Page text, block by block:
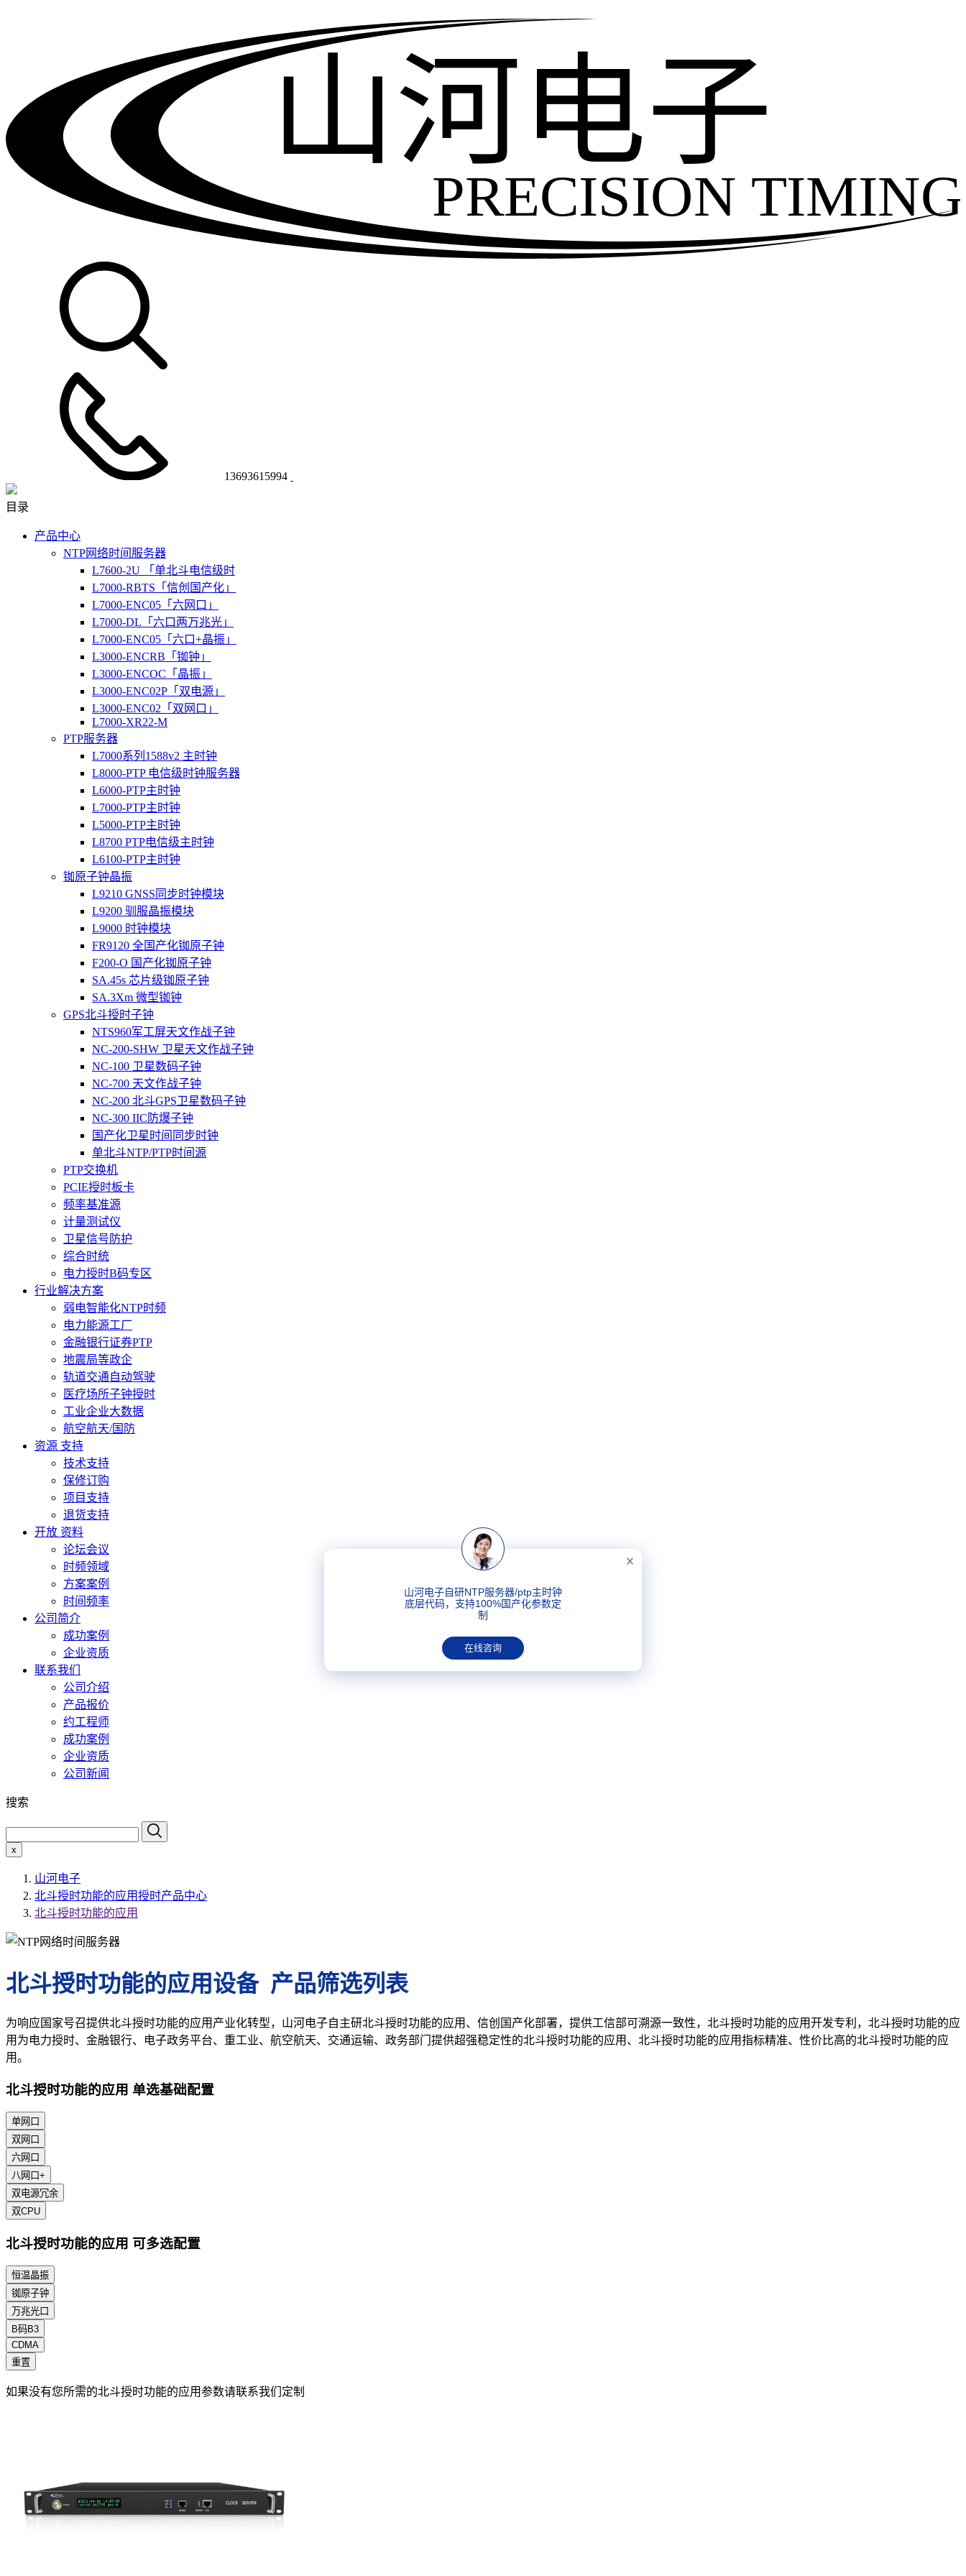
PRECISION TIMING
山河电子
13693615994
目录
产品中心
NTP网络时间服务器
L7600-2U 「单北斗电信级时
L7000-RBTS「信创国产化」
L7000-ENC05「六网口」
L7000-DL「六口两万兆光」
L7000-ENC05「六口+晶振」
L3000-ENCRB「铷钟」
L3000-ENCOC「晶振」
L3000-ENC02P「双电源」
L3000-ENC02「双网口」
L7000-XR22-M
PTP服务器
L7000系列1588v2 主时钟
L8000-PTP 电信级时钟服务器
L6000-PTP主时钟
L7000-PTP主时钟
L5000-PTP主时钟
L8700 PTP电信级主时钟
L6100-PTP主时钟
铷原子钟晶振
L9210 GNSS同步时钟模块
L9200 驯服晶振模块
L9000 时钟模块
FR9120 全国产化铷原子钟
F200-O 国产化铷原子钟
SA.45s 芯片级铷原子钟
SA.3Xm 微型铷钟
GPS北斗授时子钟
NTS960军工屏天文作战子钟
NC-200-SHW 卫星天文作战子钟
NC-100 卫星数码子钟
NC-700 天文作战子钟
NC-200 北斗GPS卫星数码子钟
NC-300 IIC防爆子钟
国产化卫星时间同步时钟
单北斗NTP/PTP时间源
PTP交换机
PCIE授时板卡
频率基准源
计量测试仪
卫星信号防护
综合时统
电力授时B码专区
行业解决方案
弱电智能化NTP时频
电力能源工厂
金融银行证券PTP
地震局等政企
轨道交通自动驾驶
医疗场所子钟授时
工业企业大数据
航空航天/国防
资源 支持
技术支持
保修订购
项目支持
退货支持
开放 资料
论坛会议
时频领域
方案案例
时间频率
公司简介
成功案例
企业资质
联系我们
公司介绍
产品报价
约工程师
成功案例
企业资质
公司新闻
搜索
x
山河电子
北斗授时功能的应用授时产品中心
北斗授时功能的应用
北斗授时功能的应用设备 产品筛选列表
为响应国家号召提供北斗授时功能的应用产业化转型，山河电子自主研北斗授时功能的应用、信创国产化部署，提供工信部可溯源一致性，北斗授时功能的应用开发专利，北斗授时功能的应
用为电力授时、金融银行、电子政务平台、重工业、航空航天、交通运输、政务部门提供超强稳定性的北斗授时功能的应用、北斗授时功能的应用指标精准、性价比高的北斗授时功能的应
用。
北斗授时功能的应用 单选基础配置
单网口
双网口
六网口
八网口+
双电源冗余
双CPU
北斗授时功能的应用 可多选配置
恒温晶振
铷原子钟
万兆光口
B码B3
CDMA
重置
如果没有您所需的北斗授时功能的应用参数请联系我们定制
山河电子自研NTP服务器/ptp主时钟
底层代码，支持100%国产化参数定
制
在线咨询